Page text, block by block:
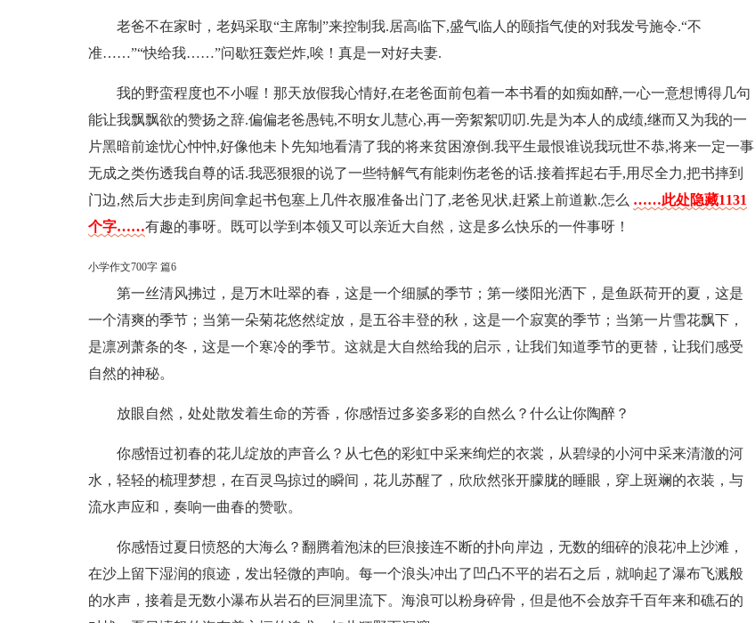
老爸不在家时，老妈采取“主席制”来控制我.居高临下,盛气临人的颐指气使的对我发号施令.“不
准……”“快给我……”问歇狂轰烂炸,唉！真是一对好夫妻.
我的野蛮程度也不小喔！那天放假我心情好,在老爸面前包着一本书看的如痴如醉,一心一意想博得几句
能让我飘飘欲的赞扬之辞.偏偏老爸愚钝,不明女儿慧心,再一旁絮絮叨叨.先是为本人的成绩,继而又为我的一
片黑暗前途忧心忡忡,好像他未卜先知地看清了我的将来贫困潦倒.我平生最恨谁说我玩世不恭,将来一定一事
无成之类伤透我自尊的话.我恶狠狠的说了一些特解气有能刺伤老爸的话.接着挥起右手,用尽全力,把书摔到
门边,然后大步走到房间拿起书包塞上几件衣服准备出门了,老爸见状,赶紧上前道歉.怎么 ……此处隐藏1131
个字……有趣的事呀。既可以学到本领又可以亲近大自然，这是多么快乐的一件事呀！
小学作文700字 篇6
第一丝清风拂过，是万木吐翠的春，这是一个细腻的季节；第一缕阳光洒下，是鱼跃荷开的夏，这是
一个清爽的季节；当第一朵菊花悠然绽放，是五谷丰登的秋，这是一个寂寞的季节；当第一片雪花飘下，
是凛冽萧条的冬，这是一个寒冷的季节。这就是大自然给我的启示，让我们知道季节的更替，让我们感受
自然的神秘。
放眼自然，处处散发着生命的芳香，你感悟过多姿多彩的自然么？什么让你陶醉？
你感悟过初春的花儿绽放的声音么？从七色的彩虹中采来绚烂的衣裳，从碧绿的小河中采来清澈的河
水，轻轻的梳理梦想，在百灵鸟掠过的瞬间，花儿苏醒了，欣欣然张开朦胧的睡眼，穿上斑斓的衣装，与
流水声应和，奏响一曲春的赞歌。
你感悟过夏日愤怒的大海么？翻腾着泡沫的巨浪接连不断的扑向岸边，无数的细碎的浪花冲上沙滩，
在沙上留下湿润的痕迹，发出轻微的声响。每一个浪头冲出了凹凸不平的岩石之后，就响起了瀑布飞溅般
的水声，接着是无数小瀑布从岩石的巨洞里流下。海浪可以粉身碎骨，但是他不会放弃千百年来和礁石的